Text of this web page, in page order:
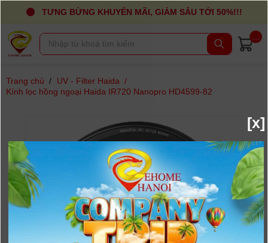
TƯNG BỪNG KHUYẾN MÃI, GIẢM SÂU TỚI 50%!!!
Trang chủ / UV - Filter Haida /
Kính lọc hồng ngoại Haida IR720 Nanopro HD4599-82
[x]